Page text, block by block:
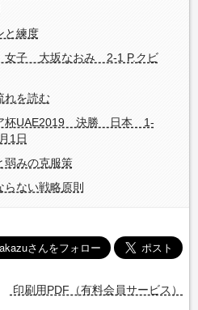
と練度
女子 大坂なおみ 2-1 P.クビ
れを読む
ア杯UAE2019 決勝 日本 1-
1日
みの克服策
ない戦略原則
印刷用PDF（有料会員サービス）